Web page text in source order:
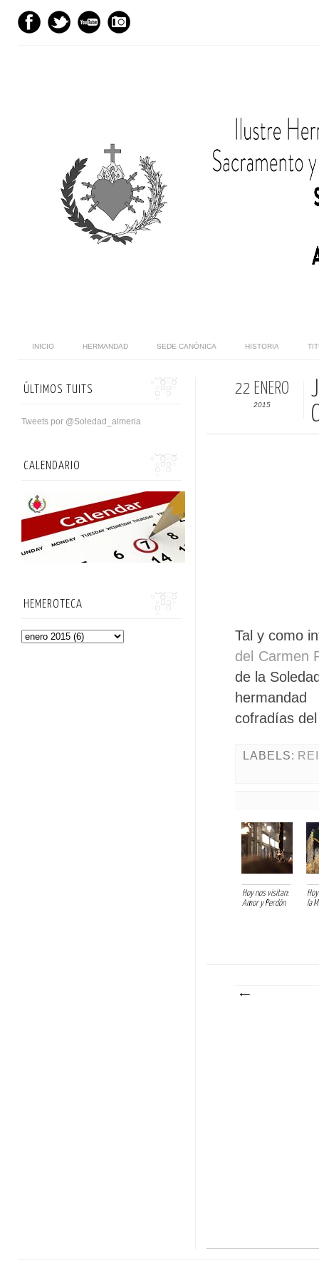
INICIO HERMANDAD SEDE CANÓNICA HISTORIA
22 ENERO
2015
Tal y como
del Carmen
de la
cofradías
LABELS:
Hoy nos visitan:
Amor y Perdón
la
ÚLTIMOS TUITS
Tweets por @Soledad_almeria
CALENDARIO
HEMEROTECA